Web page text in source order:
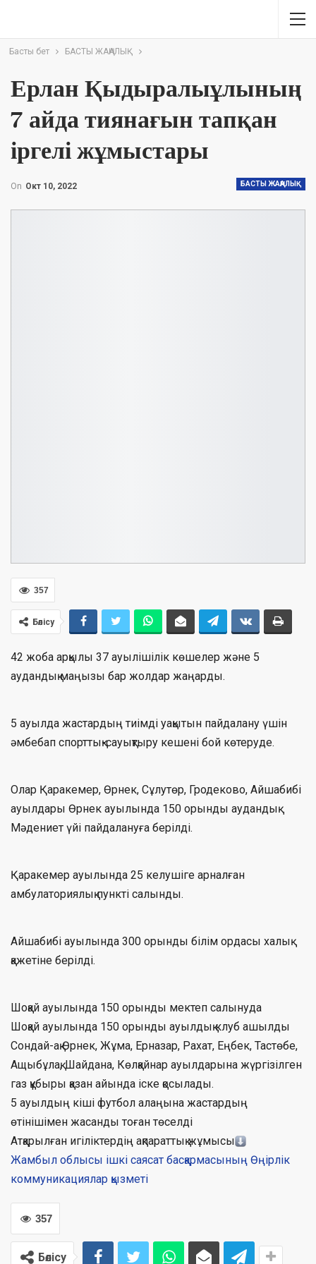
Басты бет БАСТЫ ЖАҢАЛЫҚ
Ерлан Қыдыралыұлының
7 айда тиянағын тапқан
іргелі жұмыстары
БАСТЫ ЖАҢАЛЫҚ
On Окт 10, 2022
357
Бөлісу
42 жоба арқылы 37 ауылішілік көшелер және 5
аудандық маңызы бар жолдар жаңарды.
5 ауылда жастардың тиімді уақытын пайдалану үшін
әмбебап спорттық-сауықтыру кешені бой көтеруде.
Олар Қаракемер, Өрнек, Сұлутөр, Гродеково, Айшабибі
ауылдары Өрнек ауылында 150 орынды аудандық
Мәдениет үйі пайдалануға берілді.
Қаракемер ауылында 25 келушіге арналған
амбулаториялық пункті салынды.
Айшабибі ауылында 300 орынды білім ордасы халық
қажетіне берілді.
Шоқай ауылында 150 орынды мектеп салынуда
Шоқай ауылында 150 орынды ауылдық клуб ашылды
Сондай-ақ Өрнек, Жұма, Ерназар, Рахат, Еңбек, Тастөбе,
Ащыбұлақ, Шайдана, Көлқайнар ауылдарына жүргізілген
газ құбыры қазан айында іске қосылады.
5 ауылдың кіші футбол алаңына жастардың
өтінішімен жасанды тоған төселді
Атқарылған игіліктердің ақпараттық жұмысы
Жамбыл облысы ішкі саясат басқармасының Өңірлік
коммуникациялар қызметі
357
Бөлісу